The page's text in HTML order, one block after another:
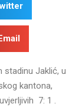
stadinu Jaklić, u
kantona,
7: 1 .